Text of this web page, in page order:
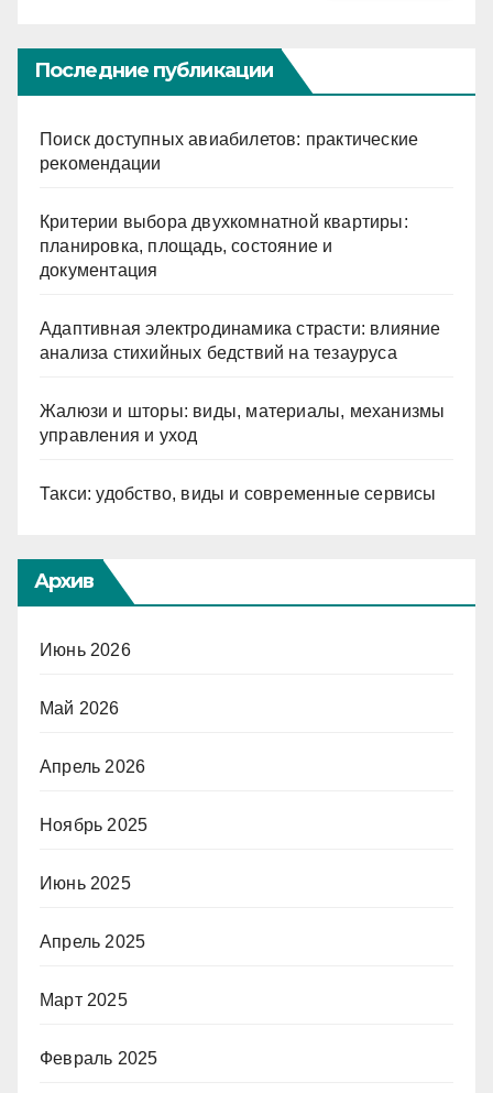
Последние публикации
Поиск доступных авиабилетов: практические
рекомендации
Критерии выбора двухкомнатной квартиры:
планировка, площадь, состояние и
документация
Адаптивная электродинамика страсти: влияние
анализа стихийных бедствий на тезауруса
Жалюзи и шторы: виды, материалы, механизмы
управления и уход
Такси: удобство, виды и современные сервисы
Архив
Июнь 2026
Май 2026
Апрель 2026
Ноябрь 2025
Июнь 2025
Апрель 2025
Март 2025
Февраль 2025